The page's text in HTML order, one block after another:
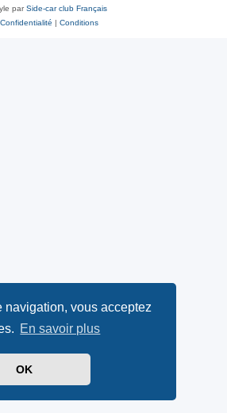
navigation, vous acceptez
En savoir plus
OK
parSide-car club Français
Confidentialité
Conditions